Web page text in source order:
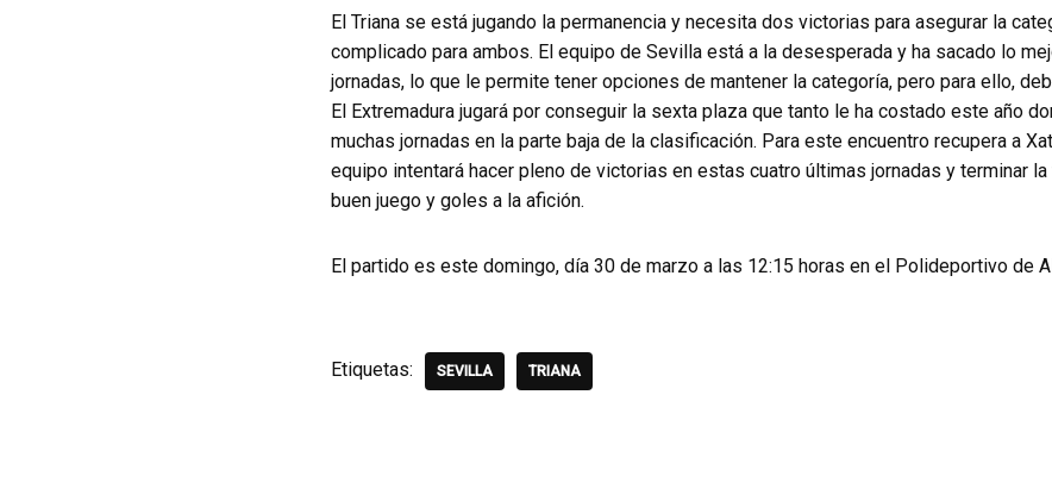
El Triana se está jugando la permanencia y necesita dos victorias para asegurar la
complicado para ambos. El equipo de Sevilla está a la desesperada y ha sacado lo
jornadas, lo que le permite tener opciones de mantener la categoría, pero para ello,
El Extremadura jugará por conseguir la sexta plaza que tanto le ha costado este año
muchas jornadas en la parte baja de la clasificación. Para este encuentro recupera a
equipo intentará hacer pleno de victorias en estas cuatro últimas jornadas y terminar
buen juego y goles a la afición.
El partido es este domingo, día 30 de marzo a las 12:15 horas en el Polideportivo de
Etiquetas: SEVILLA TRIANA